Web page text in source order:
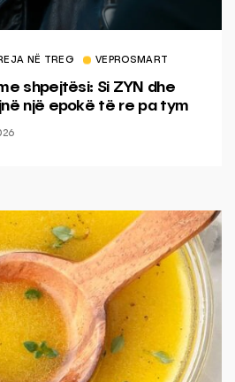
NË TREG VEPROSMART
shpejtësi: Si ZYN dhe
një epokë të re pa tym